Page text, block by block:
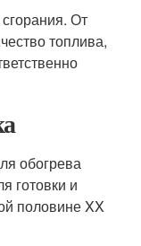
От
топлива,
обогрева
готовки и
половине XX